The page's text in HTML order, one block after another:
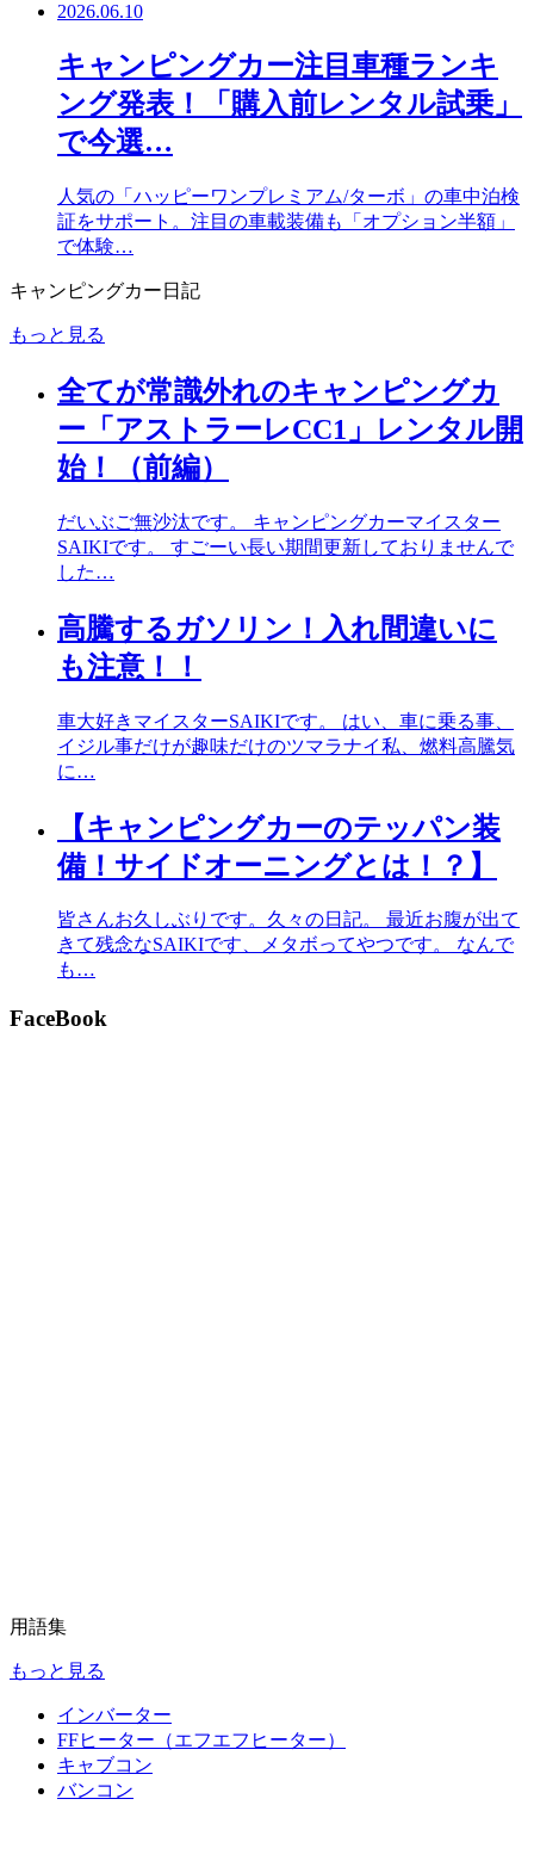
2026.06.10
キャンピングカー注目車種ランキ
ング発表！「購入前レンタル試乗」
で今選…
人気の「ハッピーワンプレミアム/ターボ」の車中泊検
証をサポート。注目の車載装備も「オプション半額」
で体験…
キャンピングカー日記
もっと見る
全てが常識外れのキャンピングカ
ー「アストラーレCC1」レンタル開
始！（前編）
だいぶご無沙汰です。 キャンピングカーマイスター
SAIKIです。 すごーい長い期間更新しておりませんで
した…
高騰するガソリン！入れ間違いに
も注意！！
車大好きマイスターSAIKIです。 はい、車に乗る事、
イジル事だけが趣味だけのツマラナイ私、燃料高騰気
に…
【キャンピングカーのテッパン装
備！サイドオーニングとは！？】
皆さんお久しぶりです。久々の日記。 最近お腹が出て
きて残念なSAIKIです、メタボってやつです。 なんで
も…
FaceBook
用語集
もっと見る
インバーター
FFヒーター（エフエフヒーター）
キャブコン
バンコン